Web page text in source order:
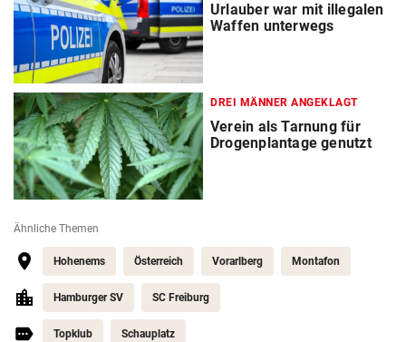
Urlauber war mit illegalen
Waffen unterwegs
DREI MÄNNER ANGEKLAGT
Verein als Tarnung für
Drogenplantage genutzt
Ähnliche Themen
Hohenems Österreich Vorarlberg Montafon
Hamburger SV SC Freiburg
Topklub Schauplatz